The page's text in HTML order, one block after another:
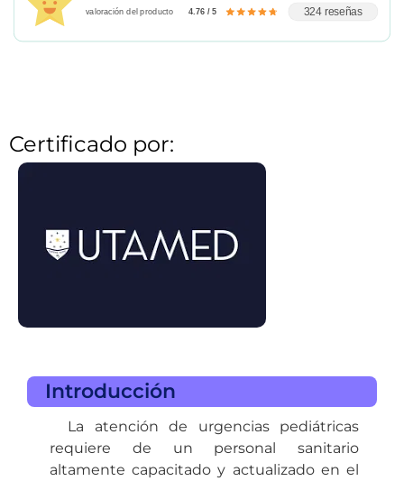
valoración del producto 4.76 / 5 324 reseñas
Certificado por:
Introducción
La atención de urgencias pediátricas
requiere de un personal sanitario
altamente capacitado y actualizado en el